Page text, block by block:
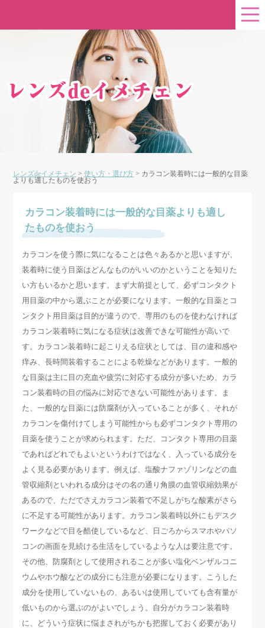
レンズdeイメチェン > 使い方・選び方> カラコン装着時には一般的な目薬
よりも適したものを使おう
カラコン装着時には一般的な目薬よりも適し
たものを使おう
カラコンを使う際に気になることは色々あるかと思いますが、
装着時に使う目薬はどんなものがいいのかということを知りた
い方もいるかと思います。まず大前提として、必ずコンタクト
用目薬の中から選ぶことが必要になります。一般的な目薬とコ
ンタクト用目薬は目的が違うので、専用のものを使わなければ
カラコン装着時に気になる症状は改善できな可能性が高いで
す。カラコン装着時に起こりえる症状としては、目の違和感や
痒み、長時間装着することによる乾燥などがあります。一般的
な目薬は主に目の充血や疲労に対応する成分が多いため、カラ
コン装着時の目の悩みに対応できない可能性があります。ま
た、一般的な目薬には防腐剤が入っていることが多く、それが
カラコンを傷付けてしまう可能性からも必ずコンタクト専用の
目薬を使うことが求められます。ただ、コンタクト専用の目薬
であればどれでもよいというわけではなく、入っている成分を
よく見る必要があります。例えば、塩酸ナファゾリンなどの血
管収縮剤といわれる成分はその名の通り角膜の血管収縮効果が
あるので、ただでさえカラコン装着で不足しがちな酸素がさら
に不足する可能性があります。カラコン装着時以外にもデスク
ワークなどで目を酷使しているなど、日ごろからスマホやパソ
コンの画面を見続ける生活をしているような人は要注意です。
その他、防腐剤として使用されることが多い塩化ベンザルコニ
ウムやホウ酸などの成分にも注意が必要になります。こうした
成分を使用していないもの、あるいは使用していても含有量が
低いものから選ぶのがよいでしょう。自分がカラコン装着時
に、どういう症状に悩まされがちかも把握しておく必要があり